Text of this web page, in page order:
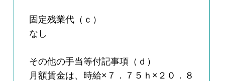
固定残業代（ｃ）
なし
その他の手当等付記事項（ｄ）
月額賃金は、時給×７．７５ｈ×２０．８